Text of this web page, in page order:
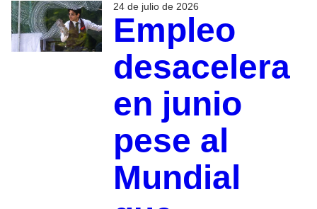
24 de julio de 2026
Empleo
desacelera
en junio
pese al
Mundial